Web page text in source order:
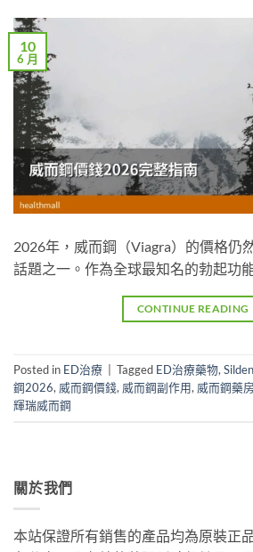
10
6 月
2026年，威而鋼（Viagra）的價格仍
話題之一。作為全球最知名的勃起功
CONTINUE READING
Posted in ED治療 Tagged ED治療藥物,
鋼2026, 威而鋼價錢, 威而鋼副作用, 威而鋼藥房
輝瑞威而鋼
關於我們
本站保證所有銷售的產品均為原裝正